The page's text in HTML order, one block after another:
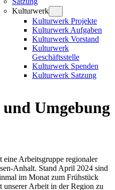
Kulturwerk
Kulturwerk Projekte
Kulturwerk Aufgaben
Kulturwerk Vorstand
Kulturwerk
Geschäftsstelle
Kulturwerk Spenden
Kulturwerk Satzung
Umgebung
Arbeitsgruppe regionaler
Anhalt. Stand April 2024 sind
im Monat zum Frühstück
Arbeit in der Region zu